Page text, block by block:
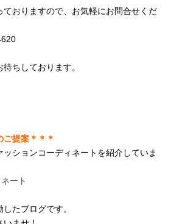
おりますので、お気軽にお問合せくだ
ちしております。
ご提案＊＊＊
ションコーディネートを紹介していま
ート
たブログです。